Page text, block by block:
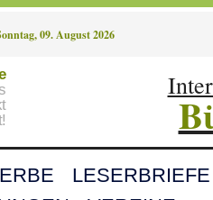
09. August 2026
LESERBRIEFE